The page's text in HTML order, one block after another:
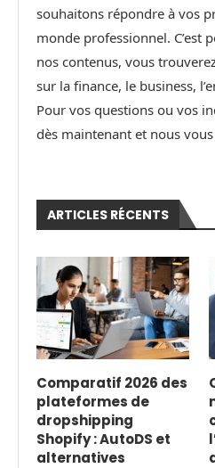
souhaitons répondre à vos
monde professionnel. C’est
nos contenus, vous
sur la finance, le business,
Pour vos questions ou vos
dès maintenant et nous
ARTICLES RÉCENTS
Comparatif 2026 des
plateformes de
dropshipping
Shopify : AutoDS et
alternatives